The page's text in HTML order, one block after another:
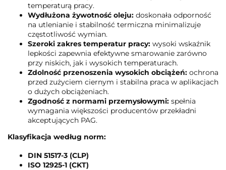
temperaturą pracy.
Wydłużona żywotność oleju: doskonała odporność
na utlenianie i stabilność termiczna minimalizuje
częstotliwość wymian.
Szeroki zakres temperatur pracy: wysoki wskaźnik
lepkości zapewnia efektywne smarowanie zarówno
przy niskich, jak i wysokich temperaturach.
Zdolność przenoszenia wysokich obciążeń: ochrona
przed zużyciem ciernym i stabilna praca w aplikacjach
o dużych obciążeniach.
Zgodność z normami przemysłowymi: spełnia
wymagania większości producentów przekładni
akceptujących PAG.
Klasyfikacja według norm:
DIN 51517-3 (CLP)
ISO 12925-1 (CKT)